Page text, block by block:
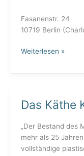
Fasanenstr. 24
10719 Berlin
Weiterlesen »
Das Käthe
„Der Bestand des
mehr als 25
vollständige
Das
Kollwitz
Musem
Köln